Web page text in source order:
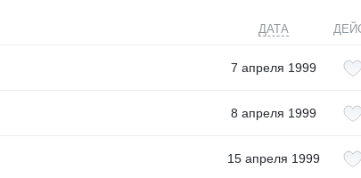
ДАТА
7 апреля 1999
8 апреля 1999
15 апреля 1999